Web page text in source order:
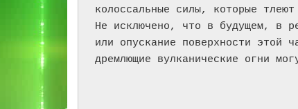
колоссальные силы, которые
Не исключено, что в будущем, в
или опускание поверхности этой
дремлющие вулканические огни